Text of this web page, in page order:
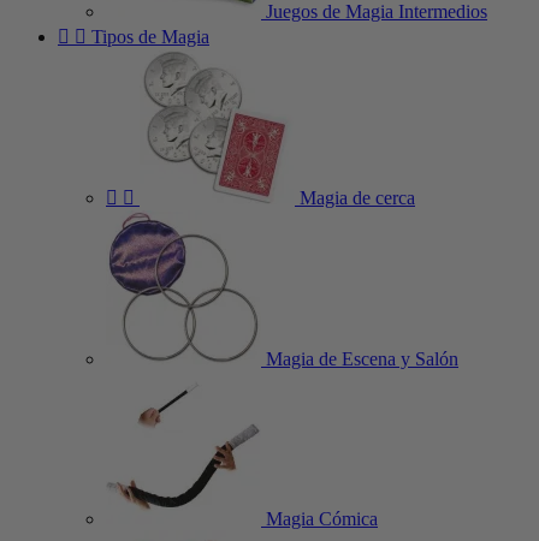
Juegos de Magia Intermedios
  Tipos de Magia
  Magia de cerca
Magia de Escena y Salón
Magia Cómica